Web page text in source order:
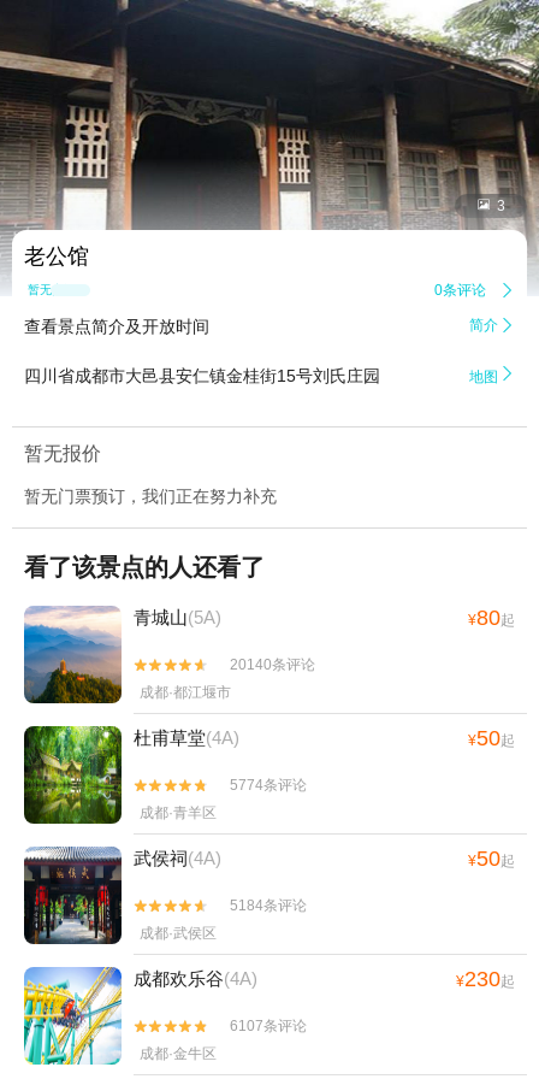
 3
老公馆
暂无点评 0条评论 
查看景点简介及开放时间 简介 
四川省成都市大邑县安仁镇金桂街15号刘氏庄园 地图 
暂无报价
暂无门票预订，我们正在努力补充
看了该景点的人还看了
青城山(5A) ¥80起


20140条评论
成都·都江堰市
杜甫草堂(4A) ¥50起


5774条评论
成都·青羊区
武侯祠(4A) ¥50起


5184条评论
成都·武侯区
成都欢乐谷(4A) ¥230起


6107条评论
成都·金牛区